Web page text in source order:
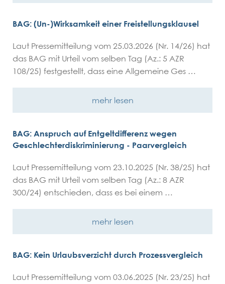
BAG: (Un-)Wirksamkeit einer Freistellungsklausel
Laut Pressemitteilung vom 25.03.2026 (Nr. 14/26) hat
das BAG mit Urteil vom selben Tag (Az.: 5 AZR
108/25) festgestellt, dass eine Allgemeine Ges …
mehr lesen
BAG: Anspruch auf Entgeltdifferenz wegen
Geschlechterdiskriminierung - Paarvergleich
Laut Pressemitteilung vom 23.10.2025 (Nr. 38/25) hat
das BAG mit Urteil vom selben Tag (Az.: 8 AZR
300/24) entschieden, dass es bei einem …
mehr lesen
BAG: Kein Urlaubsverzicht durch Prozessvergleich
Laut Pressemitteilung vom 03.06.2025 (Nr. 23/25) hat